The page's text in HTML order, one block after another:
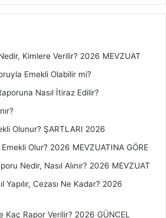
Kimlere Verilir? 2026 MEVZUAT
Emekli Olabilir mi?
Nasıl İtiraz Edilir?
Olunur? ŞARTLARI 2026
Olur? 2026 MEVZUATINA GÖRE
Nedir, Nasıl Alınır? 2026 MEVZUAT
Yapılır, Cezası Ne Kadar? 2026
Kaç Rapor Verilir? 2026 GÜNCEL